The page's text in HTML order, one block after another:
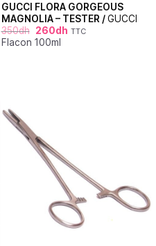
GUCCI FLORA GORGEOUS
MAGNOLIA – TESTER /GUCCI
350dh 260dh TTC
Flacon 100ml